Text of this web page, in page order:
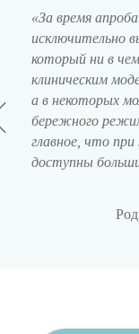
«За время
исключительно
который ни в
клиническим
а в некоторых
бережного
главное, что
доступны